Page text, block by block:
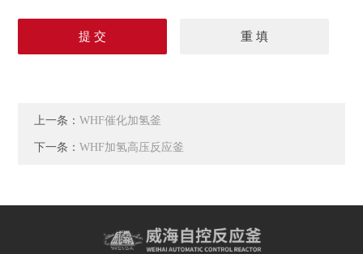
上一条：WHF催化加氢釜
下一条：WHF加氢高压反应釜